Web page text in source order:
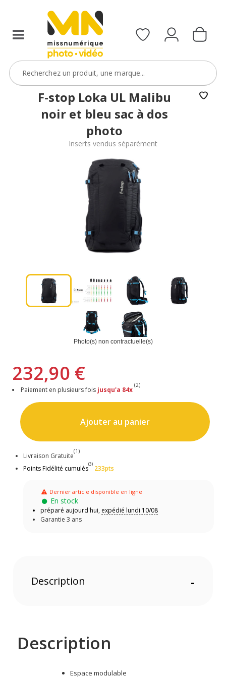
F-stop Loka UL Malibu
noir et bleu sac à dos
photo
Inserts vendus séparément
Photo(s) non contractuelle(s)
232,90 €
Paiement en plusieurs fois jusqu'a 84x
(2)
Ajouter au panier
Livraison Gratuite
(1)
Points Fidélité cumulés
(3)
233pts
Dernier article disponible en ligne
En stock
préparé aujourd'hui, expédié lundi 10/08
Garantie 3 ans
Description -
Description
Espace modulable